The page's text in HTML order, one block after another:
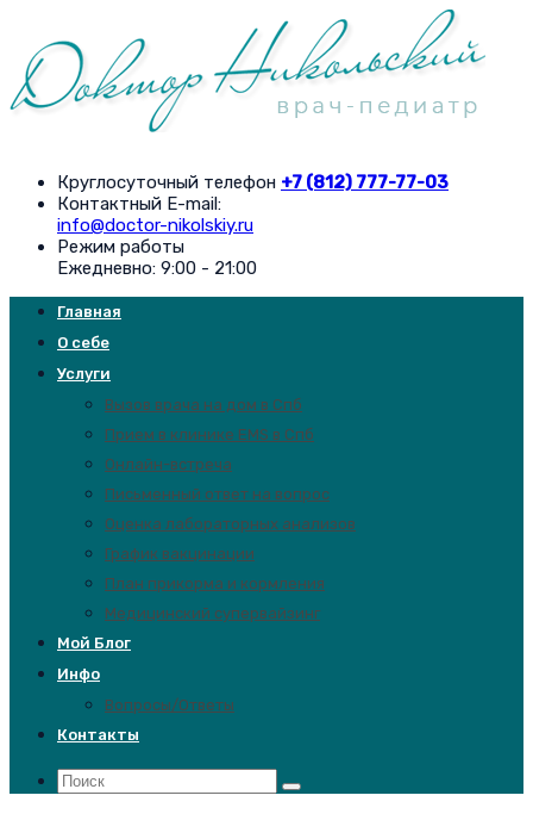
Круглосуточный телефон +7 (812) 777-77-03
Контактный E-mail:
info@doctor-nikolskiy.ru
Режим работы
Ежедневно: 9:00 - 21:00
Главная
О себе
Услуги
Вызов врача на дом в Спб
Прием в клинике EMS в Спб
Онлайн-встреча
Письменный ответ на вопрос
Оценка лабораторных анализов
График вакцинации
План прикорма и кормления
Медицинский супервайзинг
Мой Блог
Инфо
Вопросы/Ответы
Контакты